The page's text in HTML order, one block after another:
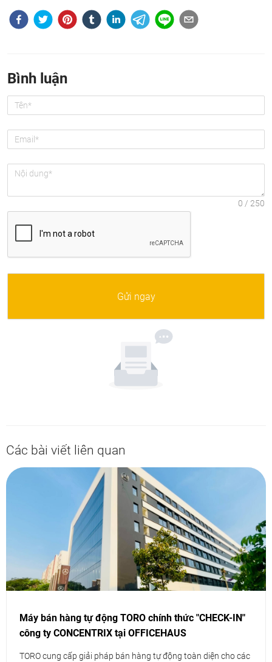
Bình luận
Gửi ngay
Các bài viết liên quan
Máy bán hàng tự động TORO chính thức "CHECK-IN"
công ty CONCENTRIX tại OFFICEHAUS
TORO cung cấp giải pháp bán hàng tự động toàn diện cho các